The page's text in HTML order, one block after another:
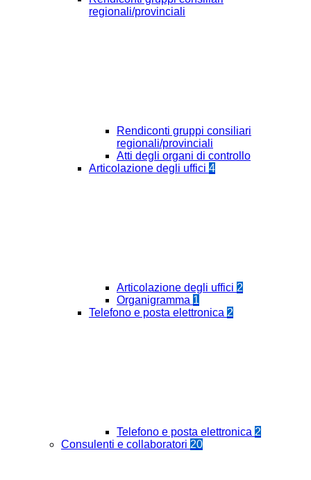
regionali/provinciali
Rendiconti gruppi consiliari
regionali/provinciali
Atti degli organi di controllo
Articolazione degli uffici 4
Articolazione degli uffici 2
Organigramma 1
Telefono e posta elettronica 2
Telefono e posta elettronica 2
Consulenti e collaboratori 20